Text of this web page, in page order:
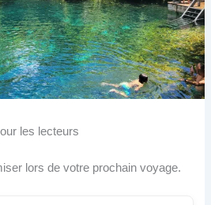
les lecteurs
lors de votre prochain voyage.